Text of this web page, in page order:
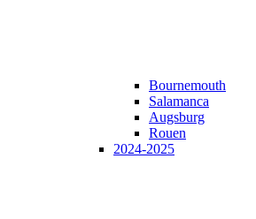
Bournemouth
Salamanca
Augsburg
Rouen
2024-2025